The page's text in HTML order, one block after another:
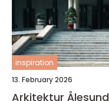
inspiration
13. February 2026
Arkitektur Ålesund jugendbyen som stadig